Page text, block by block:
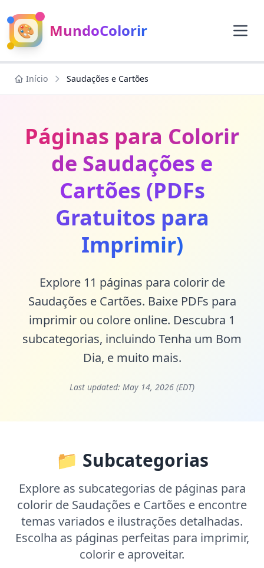
🎨 MundoColorir
Início Saudações e Cartões
Páginas para Colorir
de Saudações e
Cartões (PDFs
Gratuitos para
Imprimir)
Explore 11 páginas para colorir de
Saudações e Cartões. Baixe PDFs para
imprimir ou colore online. Descubra 1
subcategorias, incluindo Tenha um Bom
Dia, e muito mais.
Last updated: May 14, 2026 (EDT)
📁 Subcategorias
Explore as subcategorias de páginas para
colorir de Saudações e Cartões e encontre
temas variados e ilustrações detalhadas.
Escolha as páginas perfeitas para imprimir,
colorir e aproveitar.